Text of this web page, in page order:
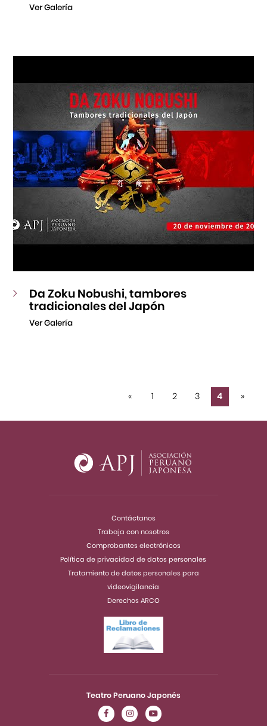
Ver Galería
Da Zoku Nobushi, tambores
tradicionales del Japón
Ver Galería
« 1 2 3 4 »
Teatro Peruano Japonés
Contáctanos
Trabaja con nosotros
Comprobantes electrónicos
Política de privacidad de datos personales
Tratamiento de datos personales para
videovigilancia
Derechos ARCO